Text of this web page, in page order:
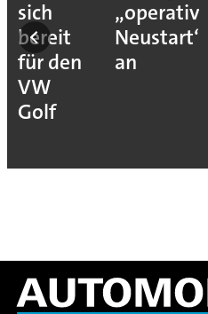
sich
bereit
für den
VW
Golf
Neustart“
an